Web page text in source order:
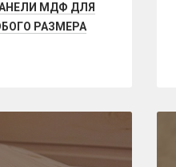
МДФ ДЛЯ
РАЗМЕРА